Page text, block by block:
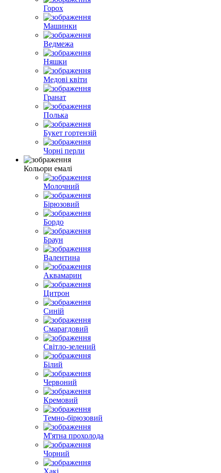
Горох
Машинки
Ведмежа
Няшки
Медові квіти
Гранат
Полька
Букет гортензій
Чорні перли
Кольори емалі
Молочний
Бірюзовий
Бордо
Браун
Валентина
Аквамарин
Цитрон
Синій
Смарагдовий
Світло-зелений
Білий
Червоний
Кремовий
Темно-бірюзовий
М'ятна прохолода
Чорний
Хакі